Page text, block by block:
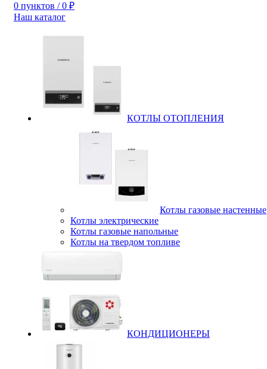
0 пунктов / 0 ₽
Наш каталог
КОТЛЫ ОТОПЛЕНИЯ
Котлы газовые настенные
Котлы электрические
Котлы газовые напольные
Котлы на твердом топливе
КОНДИЦИОНЕРЫ